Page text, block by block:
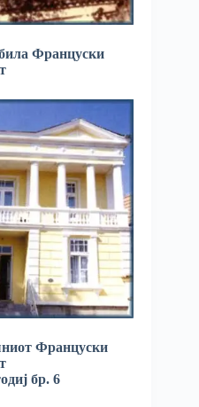
Француски
Француски
бр. 6